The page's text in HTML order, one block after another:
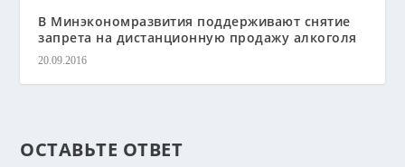
В Минэкономразвития поддерживают снятие
запрета на дистанционную продажу алкоголя
20.09.2016
ОСТАВЬТЕ ОТВЕТ